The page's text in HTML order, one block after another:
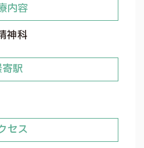
内容
神科
駅
セス